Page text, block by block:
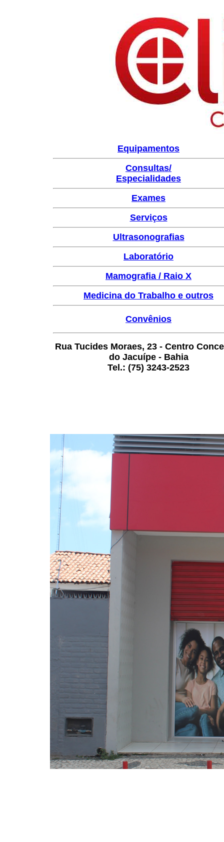
Equipamentos
Consultas/
Especialidades
Exames
Serviços
Ultrasonografias
Laboratório
Mamografia / Raio X
Medicina do Trabalho e outros
Convênios
Rua Tucides Moraes, 23 - Centro
do Jacuípe - Bahia
Tel.: (75) 3243-2523